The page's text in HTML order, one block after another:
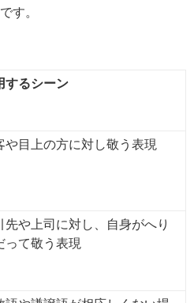
す。
するシーン
や目上の方に対し敬う表現
先や上司に対し、自身がへり
って敬う表現